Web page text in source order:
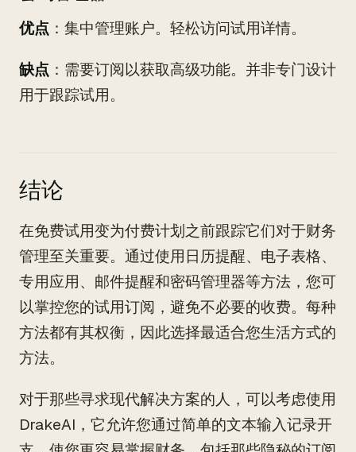
优点 ：集中管理账户。轻松访问试用详情。
缺点 ：需要订阅以获取高级功能。并非专门设计
用于跟踪试用。
结论
在免费试用变为付费计划之前跟踪它们对于财务
管理至关重要。通过使用日历提醒、电子表格、
专用应用、邮件提醒和密码管理器等方法，您可
以掌控您的试用订阅，避免不必要的收费。每种
方法都有其权衡，因此选择最适合您生活方式的
方法。
对于那些寻求现代解决方案的人，可以考虑使用
DrakeAI，它允许您通过简单的文本输入记录开